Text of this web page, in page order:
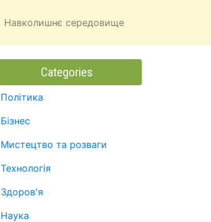
Навколишнє середовище
Categories
Політика
Бізнес
Мистецтво та розваги
Технологія
Здоров'я
Наука